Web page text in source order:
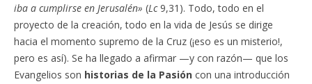
iba a cumplirse en Jerusalén» (Lc9,31). Todo, todo en el
proyecto de la creación, todo en la vida de Jesús se dirige
hacia el momento supremo de la Cruz (¡eso es un misterio!,
pero es así). Se ha llegado a afirmar —y con razón— que los
Evangelios son historias de la Pasión con una introducción